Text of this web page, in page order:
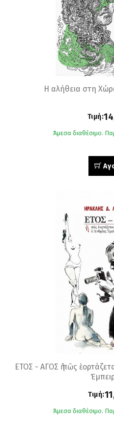
Η αλήθεια στη
Τιμή:
Άμεσα διαθέσιμο.
ΕΤΟΣ - ΑΓΟΣ ἤ πῶς
Τιμή:
Άμεσα διαθέσιμο.